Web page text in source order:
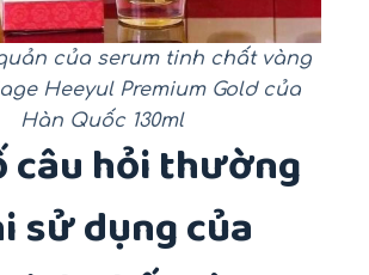
của serum tinh chất vàng
Heeyul Premium Gold của
Hàn Quốc 130ml
câu hỏi thường
sử dụng của